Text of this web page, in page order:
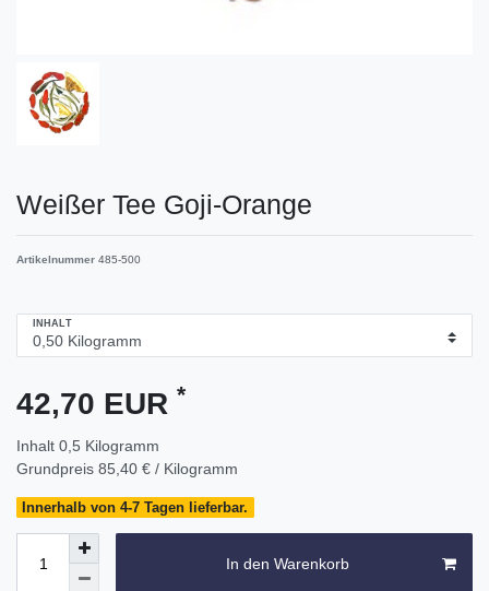
Weißer Tee Goji-Orange
Artikelnummer 485-500
INHALT
42,70 EUR *
Inhalt 0,5 Kilogramm
Grundpreis 85,40 € / Kilogramm
Innerhalb von 4-7 Tagen lieferbar.
In den Warenkorb